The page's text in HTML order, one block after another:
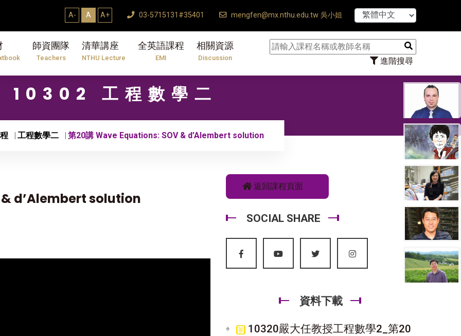
A- A A+ 03-5715131#35401 mengfen@mx.nthu.edu.tw 吳小姐
師資團隊
Teachers
清華講座
NTHU Lecture
全英語課程
EMI
相關資源
Discussion 進階搜尋
【7/31】114
10302 工程數學二
工程數學二 第20講 Wave Equations: SOV & d’Alembert solution
& d’Alembert solution
返回課程頁面
SOCIAL SHARE
資料下載
10320嚴大任教授工程數學2_第20